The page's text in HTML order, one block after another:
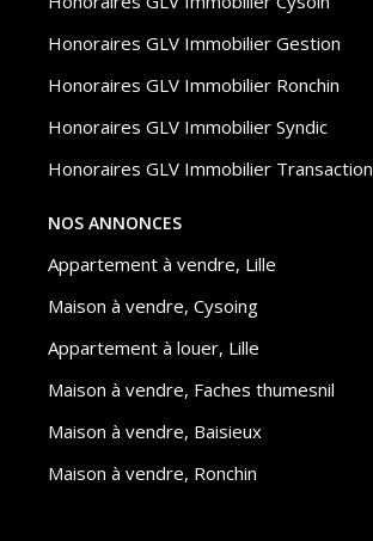
Honoraires GLV Immobilier Gestion
Honoraires GLV Immobilier Ronchin
Honoraires GLV Immobilier Syndic
Honoraires GLV Immobilier Transaction
NOS ANNONCES
Appartement à vendre, Lille
Maison à vendre, Cysoing
Appartement à louer, Lille
Maison à vendre, Faches thumesnil
Maison à vendre, Baisieux
Maison à vendre, Ronchin